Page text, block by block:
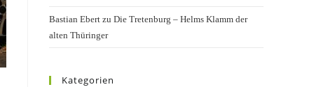
Bastian Ebert zu Die Tretenburg – Helms Klamm der
alten Thüringer
Kategorien